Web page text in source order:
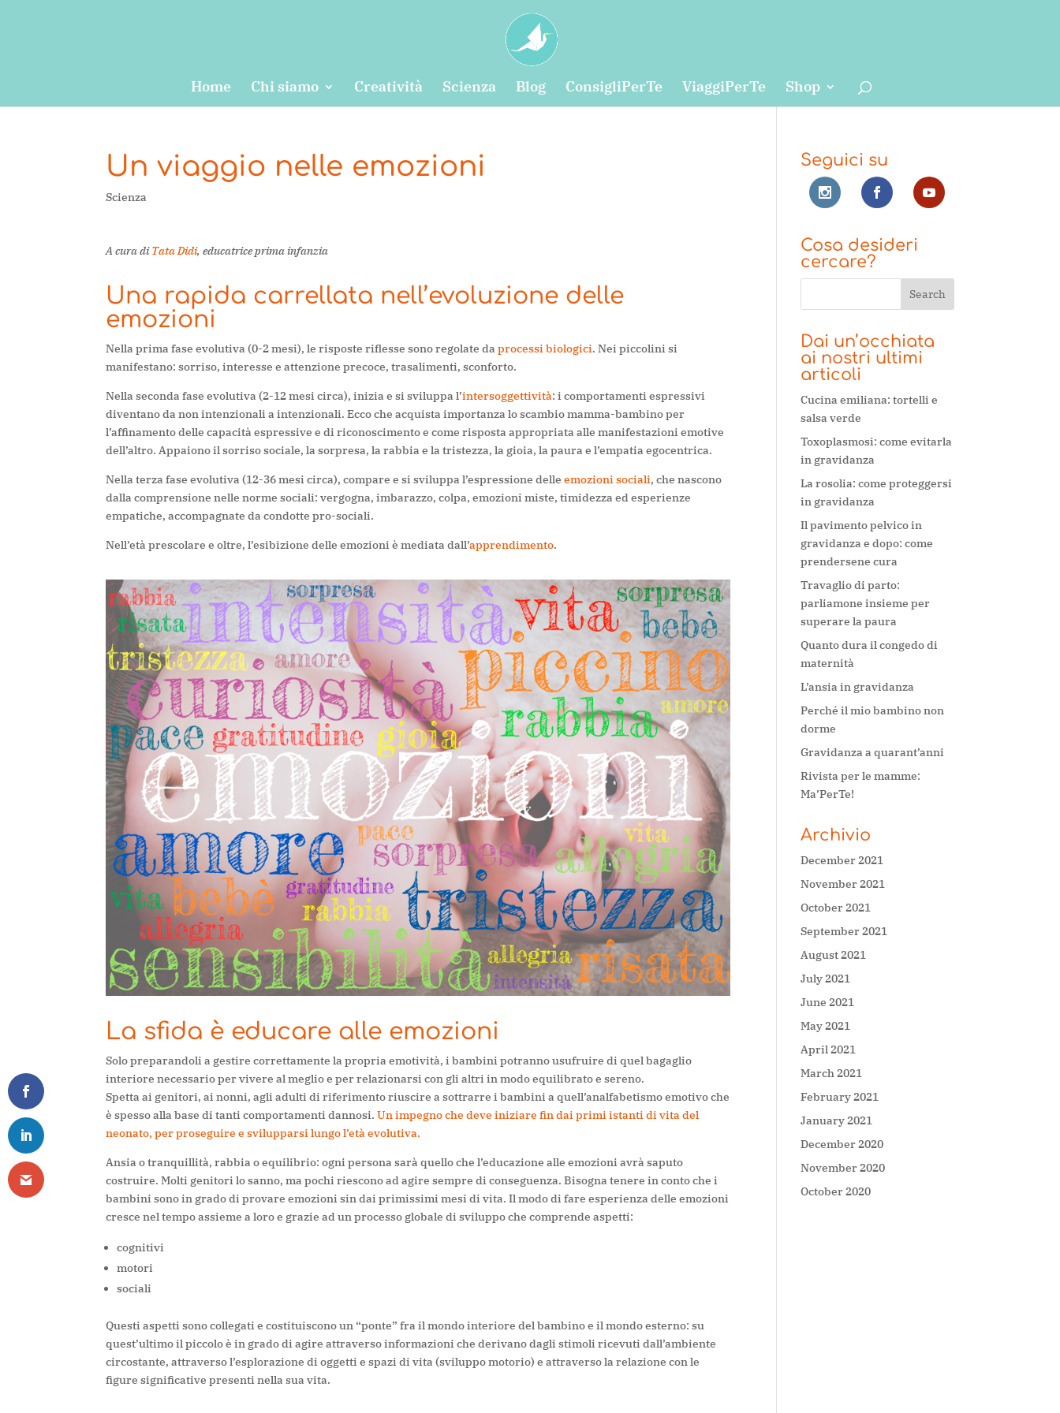
Home Chi siamo Creatività Scienza Blog ConsigliPerTe ViaggiPerTe Shop
Un viaggio nelle emozioni
Scienza
A cura diTata Didi, educatrice prima infanzia
Una rapida carrellata nell’evoluzione delle
emozioni
Nella prima fase evolutiva (0-2 mesi), le risposte riflesse sono regolate daprocessi biologici. Nei piccolini si
manifestano: sorriso, interesse e attenzione precoce, trasalimenti, sconforto.
Nella seconda fase evolutiva (2-12 mesi circa), inizia e sisviluppa l’intersoggettività: icomportamenti espressivi
diventano da non intenzionali a intenzionali. Ecco che acquista importanza lo scambio mamma-bambino per
l’affinamento delle capacità espressive e di riconoscimento e come risposta appropriata alle manifestazioni emotive
dell’altro. Appaiono ilsorriso sociale, la sorpresa, la rabbia e la tristezza, la gioia, la paura el’empatia egocentrica.
Nella terza fase evolutiva (12-36 mesi circa), compare e si sviluppa l’espressione delleemozionisociali, che nascono
dalla comprensione nelle norme sociali: vergogna, imbarazzo, colpa, emozioni miste, timidezza ed esperienze
empatiche, accompagnate da condotte pro-sociali.
Nell’età prescolare e oltre, l’esibizione delle emozioniè mediata dall’apprendimento.
La sfida è educare alle emozioni
Solo preparandoli a gestire correttamente la propria emotività, i bambini potranno usufruire di quel bagaglio
interiore necessario per vivere al meglio e per relazionarsi con gli altri in modo equilibrato e sereno.
Spetta ai genitori, ai nonni, agli adulti di riferimento riuscire a sottrarre i bambini aquell’analfabetismo emotivo che
è spesso alla base di tanti comportamenti dannosi.Un impegno che deve iniziare fin dai primi istanti di vita del
neonato, per proseguire e svilupparsi lungo l’età evolutiva.
Ansia o tranquillità, rabbia o equilibrio:ogni persona sarà quello che l’educazione alle emozioni avrà saputo
costruire. Molti genitori lo sanno, ma pochi riescono ad agire sempre di conseguenza. Bisogna tenere in conto che i
bambini sono in grado di provare emozioni sin dai primissimi mesi di vita. Il modo di fare esperienza delle emozioni
cresce nel tempo assieme a loro e grazie ad un processo globale di sviluppo che comprende aspetti:
cognitivi
motori
sociali
Questi aspetti sono collegati e costituiscono un “ponte” fra il mondo interiore delbambino e il mondo esterno:su
quest’ultimo il piccolo è in grado di agireattraverso informazioni che derivano dagli stimoli ricevuti dall’ambiente
circostante, attraverso l’esplorazione di oggetti e spazi di vita(sviluppo motorio) e attraverso la relazione con le
figure significative presenti nella sua vita.
Seguici su
Cosa desideri
cercare?
Dai un’occhiata
ai nostri ultimi
articoli
Cucina emiliana: tortelli e
salsa verde
Toxoplasmosi: come evitarla
in gravidanza
La rosolia: come proteggersi
in gravidanza
Il pavimento pelvico in
gravidanza e dopo: come
prendersene cura
Travaglio di parto:
parliamone insieme per
superare la paura
Quanto dura il congedo di
maternità
L’ansia in gravidanza
Perché il mio bambino non
dorme
Gravidanza a quarant’anni
Rivista per le mamme:
Ma’PerTe!
Archivio
December 2021
November 2021
October 2021
September 2021
August 2021
July 2021
June 2021
May 2021
April 2021
March 2021
February 2021
January 2021
December 2020
November 2020
October 2020